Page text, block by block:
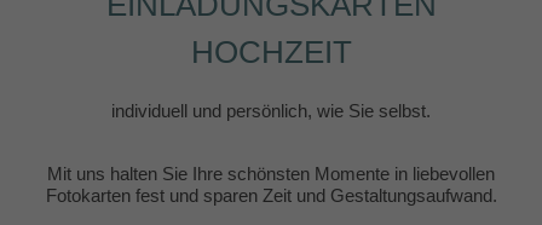
HOCHZEIT
individuell und persönlich, wie Sie selbst.
Mit uns halten Sie Ihre schönsten Momente in liebevollen
Fotokarten fest und sparen Zeit und Gestaltungsaufwand.